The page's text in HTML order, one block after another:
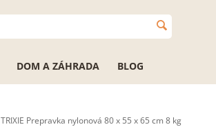
DOM A ZÁHRADA BLOG
TRIXIE Prepravka nylonová 80 x 55 x 65 cm 8 kg